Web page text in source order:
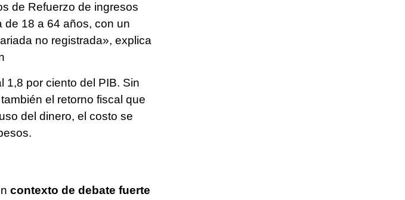
de Refuerzo de ingresos
de 18 a 64 años, con un
no registrada», explica
1,8 por ciento del PIB. Sin
el retorno fiscal que
del dinero, el costo se
contexto de debate fuerte